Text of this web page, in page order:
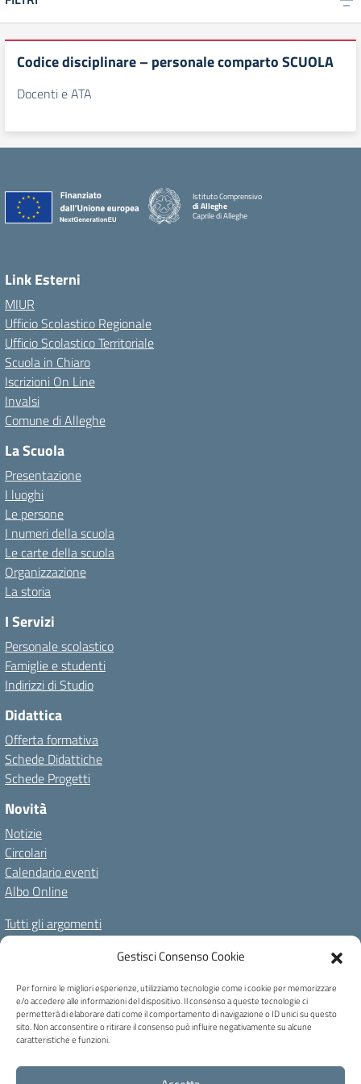
Gestisci Consenso Cookie
Per fornire le migliori esperienze, utilizziamo tecnologie come i cookie per memorizzare
e/o accedere alle informazioni del dispositivo. Il consenso a queste tecnologie ci
permetterà di elaborare dati come il comportamento di navigazione o ID unici su questo
sito. Non acconsentire o ritirare il consenso può influire negativamente su alcune
caratteristiche e funzioni.
Codice disciplinare – personale comparto SCUOLA
Docenti e ATA
Istituto Comprensivo
di Alleghe
Caprile di Alleghe
Link Esterni
MIUR
Ufficio Scolastico Regionale
Ufficio Scolastico Territoriale
Scuola in Chiaro
Iscrizioni On Line
Invalsi
Comune di Alleghe
La Scuola
Presentazione
I luoghi
Le persone
I numeri della scuola
Le carte della scuola
Organizzazione
La storia
I Servizi
Personale scolastico
Famiglie e studenti
Indirizzi di Studio
Didattica
Offerta formativa
Schede Didattiche
Schede Progetti
Novità
Notizie
Circolari
Calendario eventi
Albo Online
Tutti gli argomenti
Il nostro territorio
Amministrazione TrasparenteAlbo OnlinePrivacy Policy
Dichiarazione di accessibilitàNote legaliCookie Policy
C.F. 80004740256 - Codice univoco ufficio: UFB6QF - Via Carducci, 6 -